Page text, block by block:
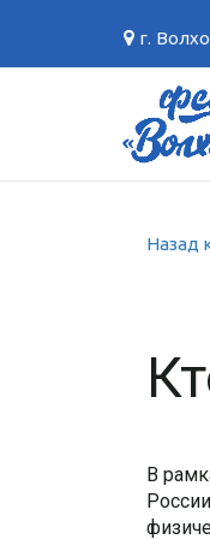
г.
Назад
В